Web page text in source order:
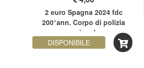
2 euro Spagna 2024 fdc
200°ann. Corpo di polizia
nazionale
DISPONIBILE